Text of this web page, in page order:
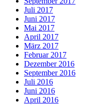
Juli 2017
Juni 2017
Mai 2017
April 2017
März 2017
Februar 2017
Dezember 2016
September 2016
Juli 2016
Juni 2016
April 2016